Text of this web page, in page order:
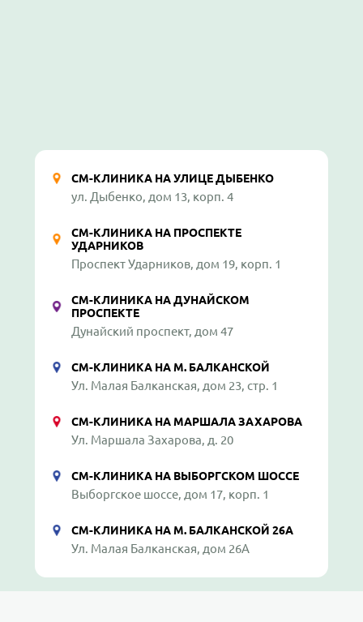
СМ-КЛИНИКА НА УЛИЦЕ ДЫБЕНКО
ул. Дыбенко, дом 13, корп. 4
СМ-КЛИНИКА НА ПРОСПЕКТЕ
УДАРНИКОВ
Проспект Ударников, дом 19, корп. 1
СМ-КЛИНИКА НА ДУНАЙСКОМ
ПРОСПЕКТЕ
Дунайский проспект, дом 47
СМ-КЛИНИКА НА М. БАЛКАНСКОЙ
Ул. Малая Балканская, дом 23, стр. 1
СМ-КЛИНИКА НА МАРШАЛА ЗАХАРОВА
Ул. Маршала Захарова, д. 20
СМ-КЛИНИКА НА ВЫБОРГСКОМ ШОССЕ
Выборгское шоссе, дом 17, корп. 1
СМ-КЛИНИКА НА М. БАЛКАНСКОЙ 26А
Ул. Малая Балканская, дом 26А